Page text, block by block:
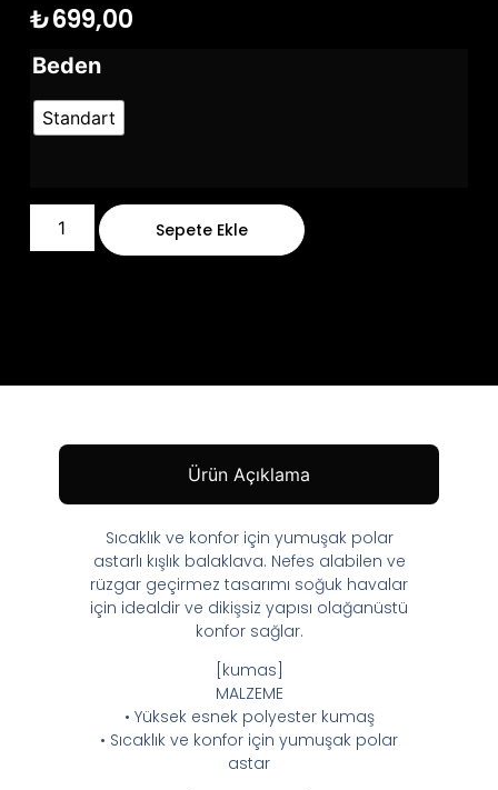
₺699,00
Beden
Standart
Sepete Ekle
Ürün Açıklama
Sıcaklık ve konfor için yumuşak polar
astarlı kışlık balaklava. Nefes alabilen ve
rüzgar geçirmez tasarımı soğuk havalar
için idealdir ve dikişsiz yapısı olağanüstü
konfor sağlar.
[kumas]
MALZEME
• Yüksek esnek polyester kumaş
• Sıcaklık ve konfor için yumuşak polar
astar